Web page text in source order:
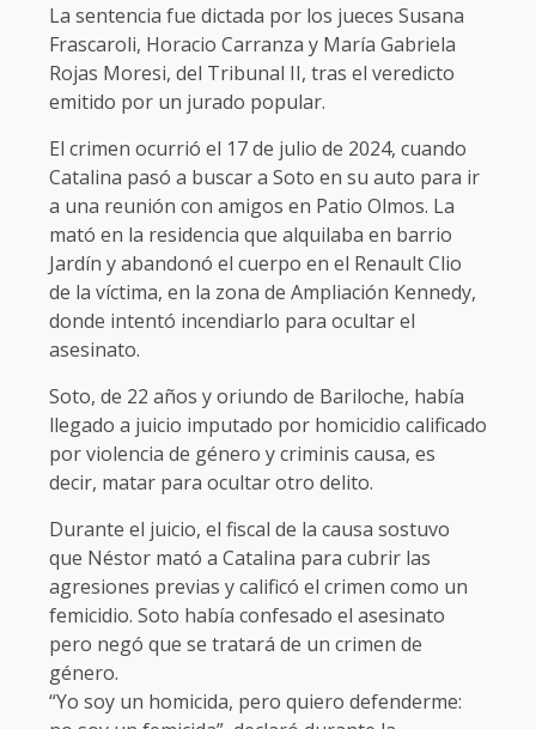
La sentencia fue dictada por los jueces Susana
Frascaroli, Horacio Carranza y María Gabriela
Rojas Moresi, del Tribunal II, tras el veredicto
emitido por un jurado popular.
El crimen ocurrió el 17 de julio de 2024, cuando
Catalina pasó a buscar a Soto en su auto para ir
a una reunión con amigos en Patio Olmos. La
mató en la residencia que alquilaba en barrio
Jardín y abandonó el cuerpo en el Renault Clio
de la víctima, en la zona de Ampliación Kennedy,
donde intentó incendiarlo para ocultar el
asesinato.
Soto, de 22 años y oriundo de Bariloche, había
llegado a juicio imputado por homicidio calificado
por violencia de género y criminis causa, es
decir, matar para ocultar otro delito.
Durante el juicio, el fiscal de la causa sostuvo
que Néstor mató a Catalina para cubrir las
agresiones previas y calificó el crimen como un
femicidio. Soto había confesado el asesinato
pero negó que se tratará de un crimen de
género.
“Yo soy un homicida, pero quiero defenderme: